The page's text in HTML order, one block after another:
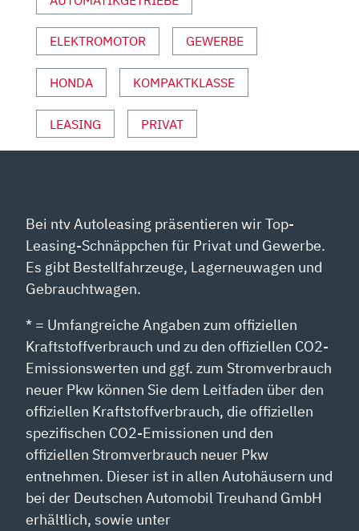
ELEKTROMOTOR GEWERBE
HONDA KOMPAKTKLASSE
LEASING PRIVAT
Bei ntv Autoleasing präsentieren wir Top-
Leasing-Schnäppchen für Privat und Gewerbe.
Es gibt Bestellfahrzeuge, Lagerneuwagen und
Gebrauchtwagen.
* = Umfangreiche Angaben zum offiziellen
Kraftstoffverbrauch und zu den offiziellen CO2-
Emissionswerten und ggf. zum Stromverbrauch
neuer Pkw können Sie dem Leitfaden über den
offiziellen Kraftstoffverbrauch, die offiziellen
spezifischen CO2-Emissionen und den
offiziellen Stromverbrauch neuer Pkw
entnehmen. Dieser ist in allen Autohäusern und
bei der Deutschen Automobil Treuhand GmbH
erhältlich, sowie unter